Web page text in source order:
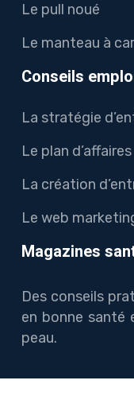
Le pull noué
Le manteau à
Conseils
La stratégie
Le plan d’affaires
La création
Le web
Magazines
Des conseils
en bonne santé
peau.